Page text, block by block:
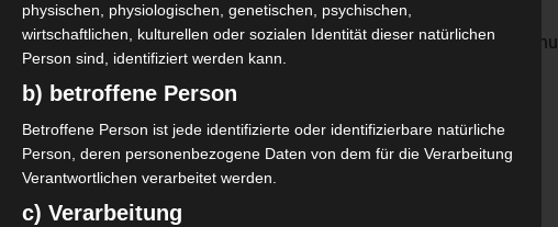
und erfolgen per SEPA-Überweisung, wird nach Abschluss der
abschließt, da es bequemer und einfacher ist.
Bitcoin
physischen, physiologischen, genetischen, psychischen,
wirtschaftlichen, kulturellen oder sozialen Identität dieser natürlichen
Person sind, identifiziert werden kann.
b) betroffene Person
Betroffene Person ist jede identifizierte oder identifizierbare natürliche
Person, deren personenbezogene Daten von dem für die Verarbeitung
Verantwortlichen verarbeitet werden.
c) Verarbeitung